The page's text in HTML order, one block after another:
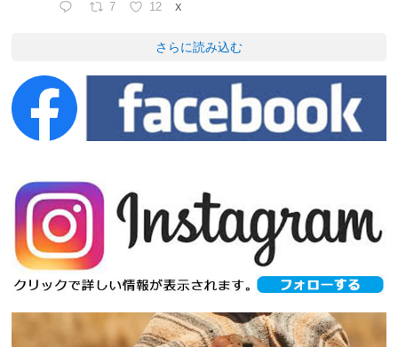
7 12 X
さらに読み込む